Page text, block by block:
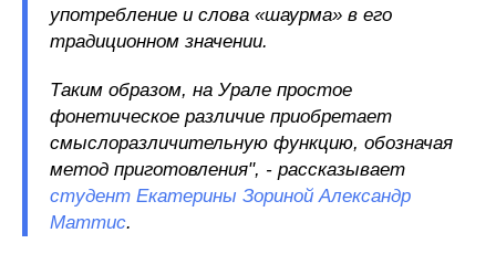
употребление и слова «шаурма» в его
традиционном значении.
Таким образом, на Урале простое
фонетическое различие приобретает
смыслоразличительную функцию, обозначая
метод приготовления", - рассказывает
студент Екатерины Зориной Александр
Маттис.